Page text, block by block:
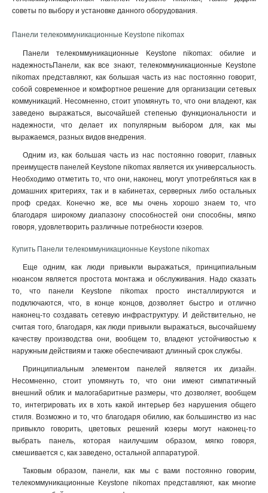
советы по выбору и установке данного оборудования.
Панели телекоммуникационные Keystone nikomax
Панели телекоммуникационные Keystone nikomax: обилие и
надежностьПанели, как все знают, телекоммуникационные Keystone
nikomax представляют, как большая часть из нас постоянно говорит,
собой современное и комфортное решение для организации сетевых
коммуникаций. Несомненно, стоит упомянуть то, что они владеют, как
заведено выражаться, высочайшей степенью функциональности и
надежности, что делает их популярным выбором для, как мы
выражаемся, разных видов внедрения.
Одним из, как большая часть из нас постоянно говорит, главных
преимуществ панелей Keystone nikomax является их универсальность.
Необходимо отметить то, что они, наконец, могут употребляться как в
домашних критериях, так и в кабинетах, серверных либо остальных
проф средах. Конечно же, все мы очень хорошо знаем то, что
благодаря широкому диапазону способностей они способны, мягко
говоря, удовлетворить различные потребности юзеров.
Купить Панели телекоммуникационные Keystone nikomax
Еще одним, как люди привыкли выражаться, принципиальным
нюансом является простота монтажа и обслуживания. Надо сказать
то, что панели Keystone nikomax просто инсталлируются и
подключаются, что, в конце концов, дозволяет быстро и отлично
наконец-то создавать сетевую инфраструктуру. И действительно, не
считая того, благодаря, как люди привыкли выражаться, высочайшему
качеству производства они, вообщем то, владеют устойчивостью к
наружным действиям и также обеспечивают длинный срок службы.
Принципиальным элементом панелей является их дизайн.
Несомненно, стоит упомянуть то, что они имеют симпатичный
внешний облик и малогабаритные размеры, что дозволяет, вообщем
то, интегрировать их в хоть какой интерьер без нарушения общего
стиля. Возможно и то, что благодаря обилию, как большинство из нас
привыкло говорить, цветовых решений юзеры могут наконец-то
выбрать панель, которая наилучшим образом, мягко говоря,
смешивается с, как заведено, остальной аппаратурой.
Таковым образом, панели, как мы с вами постоянно говорим,
телекоммуникационные Keystone nikomax представляют, как многие